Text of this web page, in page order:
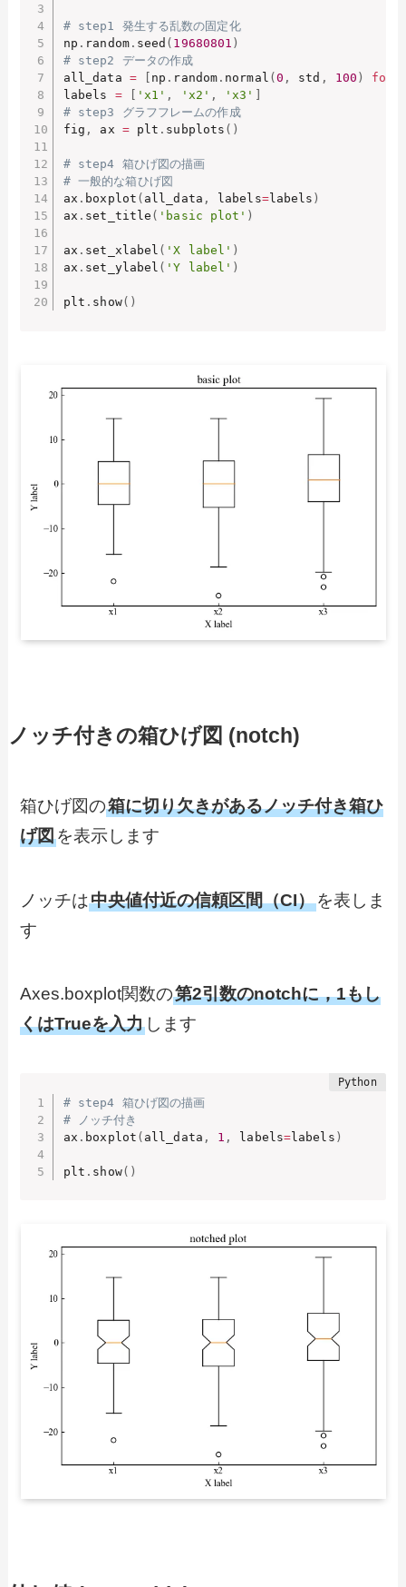
# step1 発生する乱数の固定化
np . random. seed ( 19680801 )
# step2 データの作成
all_data = np . random . normal ( 0 , std , 100 ) for
labels = 'x1' , 'x2' , 'x3'
# step3 グラフフレームの作成
fig , ax = plt . subplots ( )
# step4 箱ひげ図の描画
# 一般的な箱ひげ図
ax . boxplot ( all_data , labels=labels )
ax . set_title ( 'basic plot' )
ax . set_xlabel ( 'X label' )
ax . set_ylabel ( 'Y label' )
plt . show( )
ノッチ付きの箱ひげ図 (notch)
箱ひげ図の箱に切り欠きがあるノッチ付き箱ひ
げ図を表示します
ノッチは中央値付近の信頼区間（CI）を表しま
す
Axes.boxplot関数の第2引数のnotchに，1もし
くはTrueを入力 します
# step4 箱ひげ図の描画
# ノッチ付き
ax . boxplot ( all_data , 1 , labels=labels )
plt . show( )